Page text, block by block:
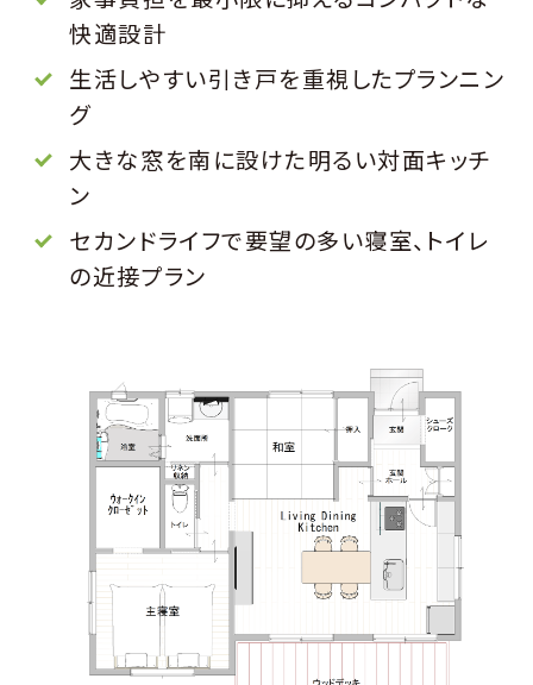
快適設計
生活しやすい引き戸を重視したプランニン
グ
大きな窓を南に設けた明るい対面キッチ
ン
セカンドライフで要望の多い寝室、トイレ
の近接プラン